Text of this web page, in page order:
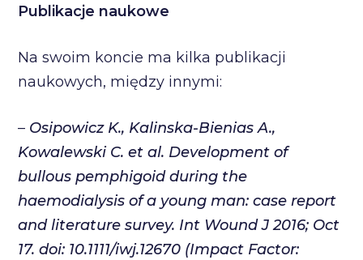
Publikacje naukowe
Na swoim koncie ma kilka publikacji
naukowych, między innymi:
– Osipowicz K., Kalinska-Bienias A.,
Kowalewski C. et al. Development of
bullous pemphigoid during the
haemodialysis of a young man: case report
and literature survey. Int Wound J 2016; Oct
17. doi: 10.1111/iwj.12670 (Impact Factor: